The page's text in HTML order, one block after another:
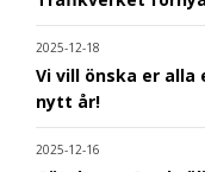
2025-12-18
Vi vill önska er
nytt år!
2025-12-16